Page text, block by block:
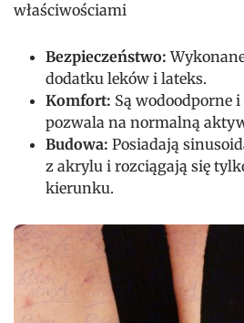
właściwościami
Bezpieczeństwo:
dodatku leków i lateks.
Komfort: Są wodoodporne
pozwala na normalną
Budowa: Posiadają
z akrylu i rozciągają się
kierunku.